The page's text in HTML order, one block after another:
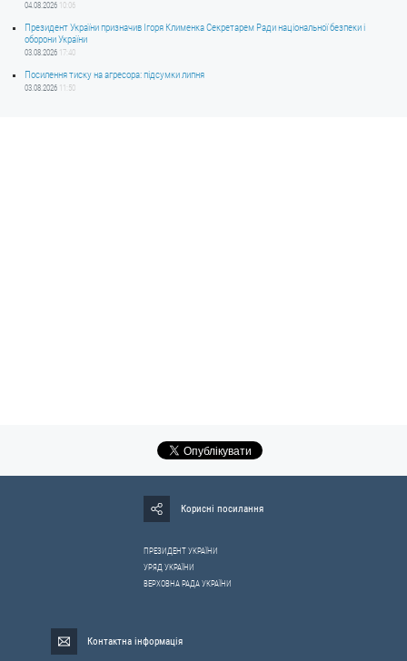
04.08.2026 10:06
Президент України призначив Ігоря Клименка Секретарем Ради національної безпеки і
оборони України
03.08.2026 17:40
Посилення тиску на агресора: підсумки липня
03.08.2026 11:50
Корисні посилання
ПРЕЗИДЕНТ УКРАЇНИ
УРЯД УКРАЇНИ
ВЕРХОВНА РАДА УКРАЇНИ
Контактна інформація